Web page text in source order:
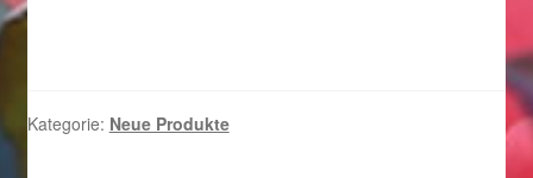
Kategorie: Neue Produkte